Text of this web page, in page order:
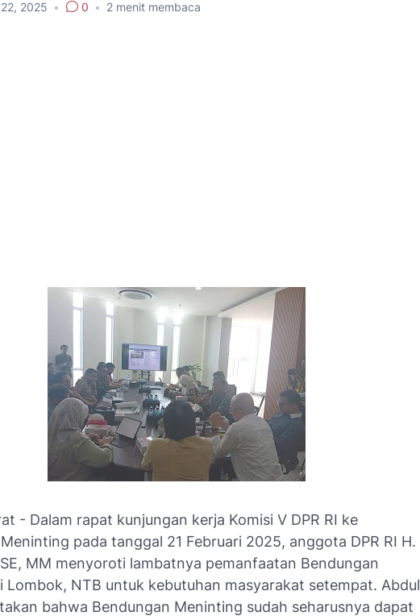
2025 • 0 • 2 menit membaca
- Dalam rapat kunjungan kerja Komisi V DPR RI ke
pada tanggal 21 Februari 2025, anggota DPR RI H.
MM menyoroti lambatnya pemanfaatan Bendungan
Lombok, NTB untuk kebutuhan masyarakat setempat. Abdul
bahwa Bendungan Meninting sudah seharusnya dapat